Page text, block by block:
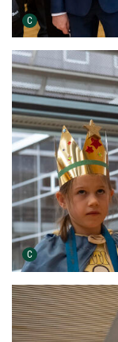
C Urheber der Grafik:
C Urheber der Grafik: